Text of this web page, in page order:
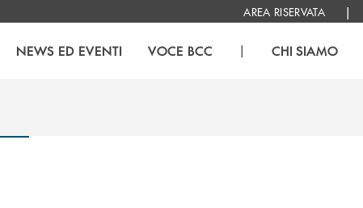
AREA RISERVATA |
NEWS ED EVENTI VOCE BCC | CHI SIAMO